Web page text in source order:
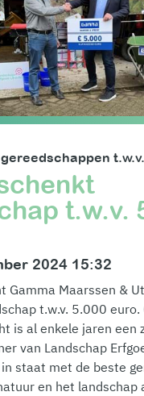
t.w.v.
2024 15:32
Gamma Maarssen &
t.w.v. 5.000 euro.
is al enkele jaren een
van Landschap
staat met de beste
en het landschap